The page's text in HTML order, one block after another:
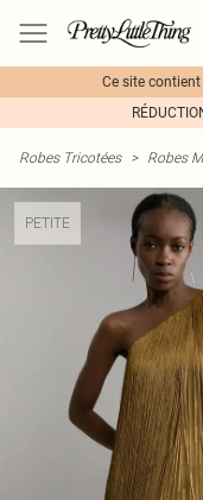
Ce site
Robes Tricotées > Robes
PETITE